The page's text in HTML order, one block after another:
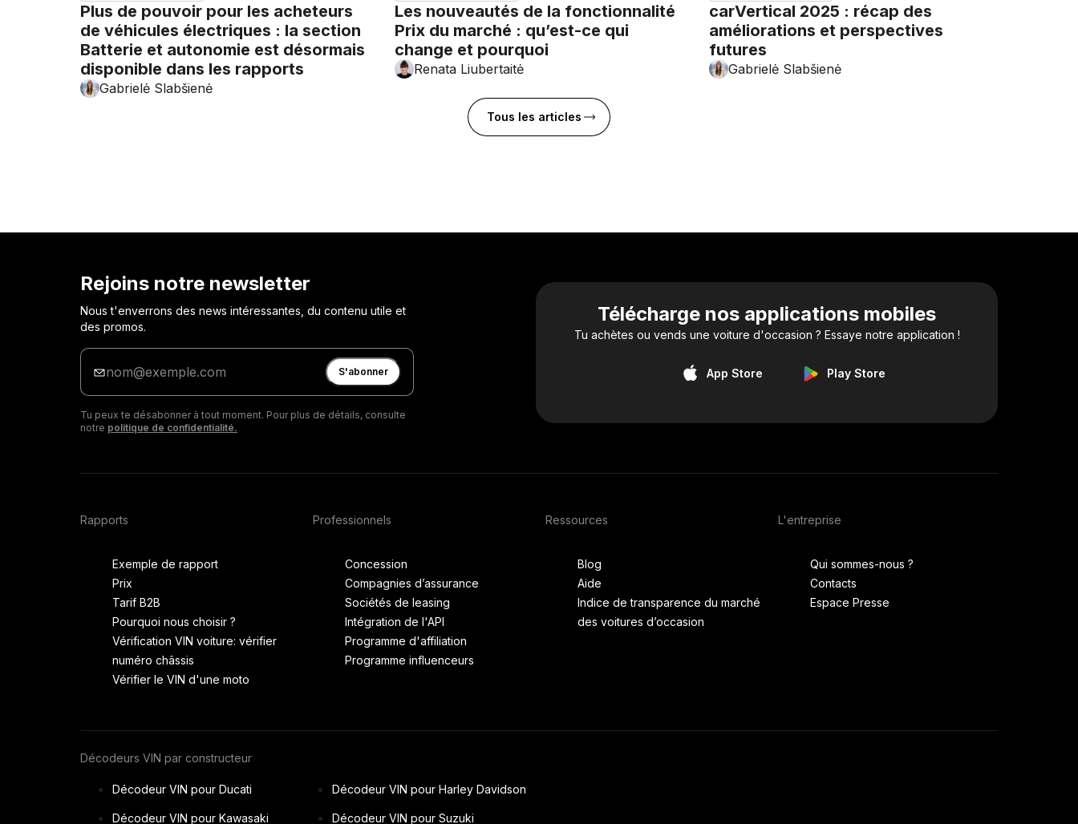
Plus de pouvoir pour les acheteurs
de véhicules électriques : la section
Batterie et autonomie est désormais
disponible dans les rapports
Gabrielė Slabšienė
Les nouveautés de la fonctionnalité
Prix du marché : qu’est-ce qui
change et pourquoi
Renata Liubertaitė
carVertical 2025 : récap des
améliorations et perspectives
futures
Gabrielė Slabšienė
Tous les articles
Rejoins notre newsletter
Nous t'enverrons des news intéressantes, du contenu utile et
des promos.
Entre
ton
adresse
mail
S'abonner
Tu peux te désabonner à tout moment. Pour plus de détails, consulte
notre politique de confidentialité.
Télécharge nos applications mobiles
Tu achètes ou vends une voiture d'occasion ? Essaye notre application !
App Store Play Store
Rapports
Exemple de rapport
Prix
Tarif B2B
Pourquoi nous choisir ?
Vérification VIN voiture: vérifier
numéro châssis
Vérifier le VIN d'une moto
Professionnels
Concession
Compagnies d’assurance
Sociétés de leasing
Intégration de l'API
Programme d'affiliation
Programme influenceurs
Ressources
Blog
Aide
Indice de transparence du marché
des voitures d’occasion
L'entreprise
Qui sommes-nous ?
Contacts
Espace Presse
Décodeurs VIN par constructeur
Décodeur VIN pour Ducati Décodeur VIN pour Harley Davidson
Décodeur VIN pour Kawasaki Décodeur VIN pour Suzuki